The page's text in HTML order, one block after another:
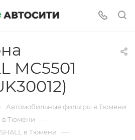
MC5501
Автомобильные фильтры в Тюмени
в Тюмени —
в Тюмени —